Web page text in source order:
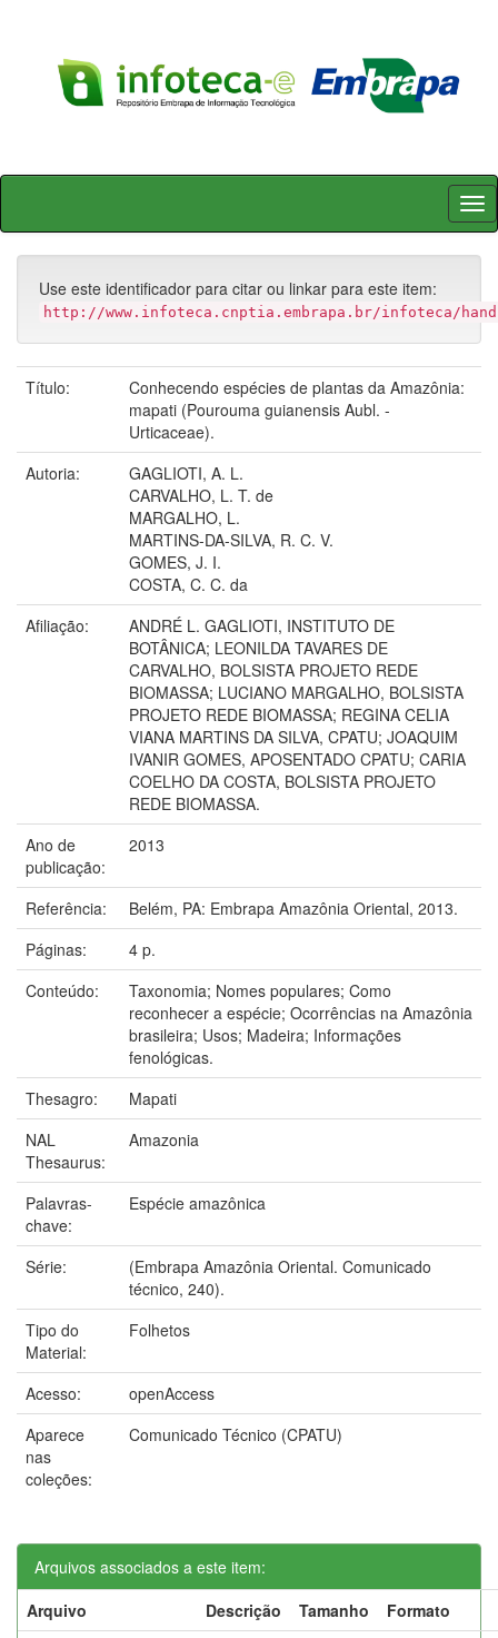
Skip
Use este identificador para citar ou linkar para este item:
http://www.infoteca.cnptia.embrapa.br/infoteca/
Título:
Conhecendo espécies de plantas da Amazônia:
mapati (Pourouma guianensis Aubl. -
Urticaceae).
Autoria:
GAGLIOTI, A. L.
CARVALHO, L. T. de
MARGALHO, L.
MARTINS-DA-SILVA, R. C. V.
GOMES, J. I.
COSTA, C. C. da
Afiliação:
ANDRÉ L. GAGLIOTI, INSTITUTO DE
BOTÂNICA; LEONILDA TAVARES DE
CARVALHO, BOLSISTA PROJETO REDE
BIOMASSA; LUCIANO MARGALHO, BOLSISTA
PROJETO REDE BIOMASSA; REGINA CELIA
VIANA MARTINS DA SILVA, CPATU; JOAQUIM
IVANIR GOMES, APOSENTADO CPATU; CARIA
COELHO DA COSTA, BOLSISTA PROJETO
REDE BIOMASSA.
Ano de
publicação:
2013
Referência:
Belém, PA: Embrapa Amazônia Oriental, 2013.
Páginas:
4 p.
Conteúdo:
Taxonomia; Nomes populares; Como
reconhecer a espécie; Ocorrências na Amazônia
brasileira; Usos; Madeira; Informações
fenológicas.
Thesagro:
Mapati
NAL
Thesaurus:
Amazonia
Palavras-
chave:
Espécie amazônica
Série:
(Embrapa Amazônia Oriental. Comunicado
técnico, 240).
Tipo do
Material:
Folhetos
Acesso:
openAccess
Aparece
nas
coleções:
Comunicado Técnico (CPATU)
Arquivos associados a este item:
Arquivo
Descrição Tamanho
Formato